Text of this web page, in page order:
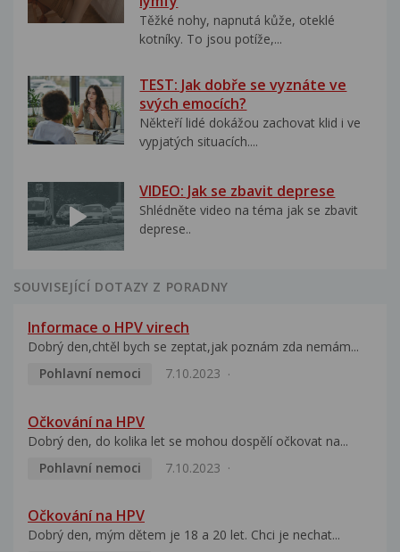
Těžké nohy, napnutá kůže, oteklé
kotníky. To jsou potíže,...
TEST: Jak dobře se vyznáte ve
svých emocích?
Někteří lidé dokážou zachovat klid i ve
vypjatých situacích....
VIDEO: Jak se zbavit deprese
Shlédněte video na téma jak se zbavit
deprese..
SOUVISEJÍCÍ DOTAZY Z PORADNY
Informace o HPV virech
Dobrý den,chtěl bych se zeptat,jak poznám zda nemám...
Pohlavní nemoci
7.10.2023
Očkování na HPV
Dobrý den, do kolika let se mohou dospělí očkovat na...
Pohlavní nemoci
7.10.2023
Očkování na HPV
Dobrý den, mým dětem je 18 a 20 let. Chci je nechat...